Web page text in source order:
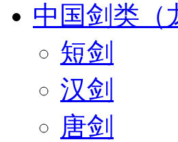
中国剑类（
短剑
汉剑
唐剑